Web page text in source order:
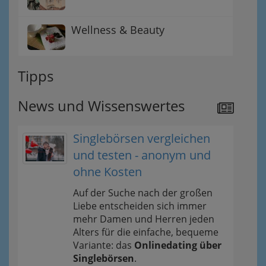
Wellness & Beauty
Tipps
News und Wissenswertes
Singlebörsen vergleichen
und testen - anonym und
ohne Kosten
Auf der Suche nach der großen
Liebe entscheiden sich immer
mehr Damen und Herren jeden
Alters für die einfache, bequeme
Variante: das Onlinedating über
Singlebörsen.